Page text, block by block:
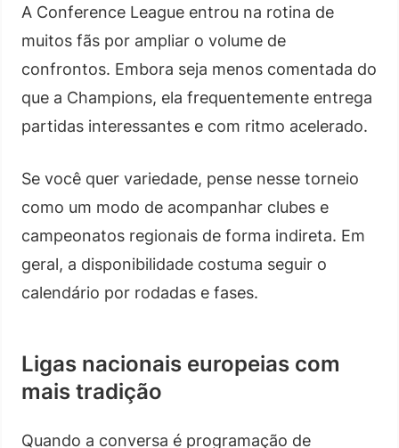
A Conference League entrou na rotina de
muitos fãs por ampliar o volume de
confrontos. Embora seja menos comentada do
que a Champions, ela frequentemente entrega
partidas interessantes e com ritmo acelerado.
Se você quer variedade, pense nesse torneio
como um modo de acompanhar clubes e
campeonatos regionais de forma indireta. Em
geral, a disponibilidade costuma seguir o
calendário por rodadas e fases.
Ligas nacionais europeias com
mais tradição
Quando a conversa é programação de